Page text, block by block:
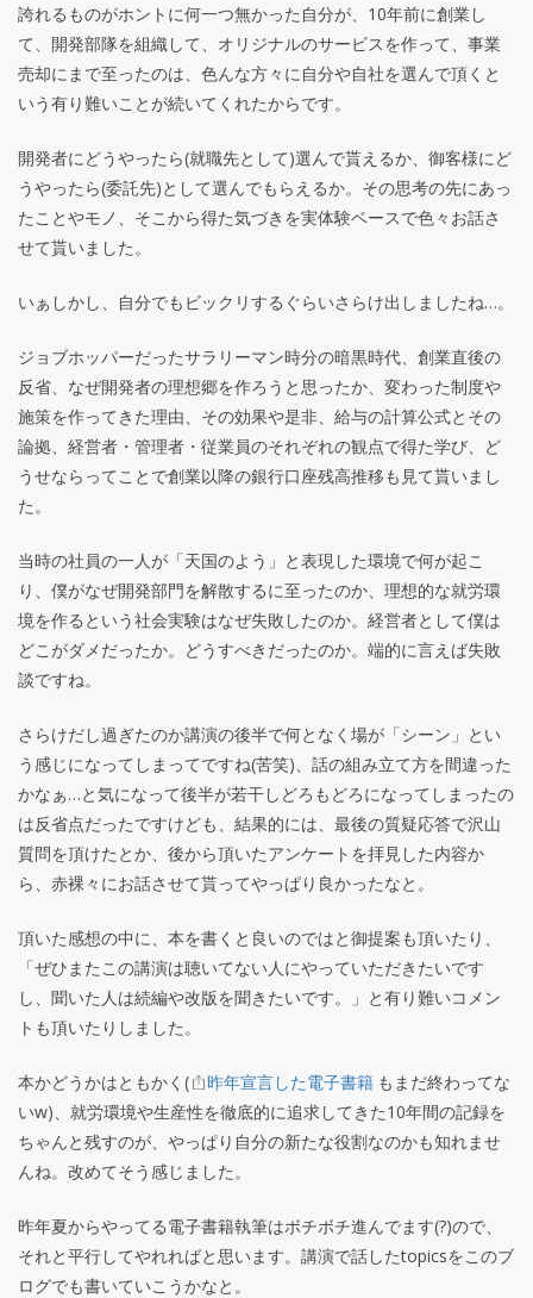
誇れるものがホントに何一つ無かった自分が、10年前に創業し
て、開発部隊を組織して、オリジナルのサービスを作って、事業
売却にまで至ったのは、色んな方々に自分や自社を選んで頂くと
いう有り難いことが続いてくれたからです。
開発者にどうやったら(就職先として)選んで貰えるか、御客様にど
うやったら(委託先)として選んでもらえるか。その思考の先にあっ
たことやモノ、そこから得た気づきを実体験ベースで色々お話さ
せて貰いました。
いぁしかし、自分でもビックリするぐらいさらけ出しましたね…。
ジョブホッパーだったサラリーマン時分の暗黒時代、創業直後の
反省、なぜ開発者の理想郷を作ろうと思ったか、変わった制度や
施策を作ってきた理由、その効果や是非、給与の計算公式とその
論拠、経営者・管理者・従業員のそれぞれの観点で得た学び、ど
うせならってことで創業以降の銀行口座残高推移も見て貰いまし
た。
当時の社員の一人が「天国のよう」と表現した環境で何が起こ
り、僕がなぜ開発部門を解散するに至ったのか、理想的な就労環
境を作るという社会実験はなぜ失敗したのか。経営者として僕は
どこがダメだったか。どうすべきだったのか。端的に言えば失敗
談ですね。
さらけだし過ぎたのか講演の後半で何となく場が「シーン」とい
う感じになってしまってですね(苦笑)、話の組み立て方を間違った
かなぁ…と気になって後半が若干しどろもどろになってしまったの
は反省点だったですけども、結果的には、最後の質疑応答で沢山
質問を頂けたとか、後から頂いたアンケートを拝見した内容か
ら、赤裸々にお話させて貰ってやっぱり良かったなと。
頂いた感想の中に、本を書くと良いのではと御提案も頂いたり、
「ぜひまたこの講演は聴いてない人にやっていただきたいです
し、聞いた人は続編や改版を聞きたいです。」と有り難いコメン
トも頂いたりしました。
本かどうかはともかく( 昨年宣言した電子書籍 もまだ終わってな
いw)、就労環境や生産性を徹底的に追求してきた10年間の記録を
ちゃんと残すのが、やっぱり自分の新たな役割なのかも知れませ
んね。改めてそう感じました。
昨年夏からやってる電子書籍執筆はボチボチ進んでます(?)ので、
それと平行してやれればと思います。講演で話したtopicsをこのブ
ログでも書いていこうかなと。